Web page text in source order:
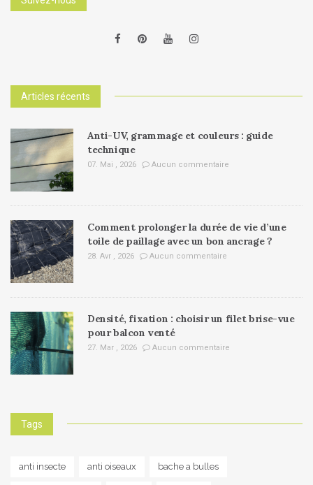
Articles récents
Anti-UV, grammage et couleurs : guide
technique
07. Mai , 2026 Aucun commentaire
Comment prolonger la durée de vie d’une
toile de paillage avec un bon ancrage ?
28. Avr , 2026 Aucun commentaire
Densité, fixation : choisir un filet brise-vue
pour balcon venté
27. Mar , 2026 Aucun commentaire
Tags
anti insecte anti oiseaux bache a bulles